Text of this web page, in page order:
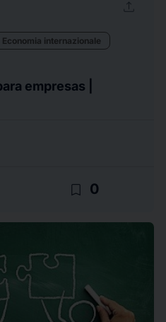
upload
Economia internazionale
empresas |
bookmark_border 0